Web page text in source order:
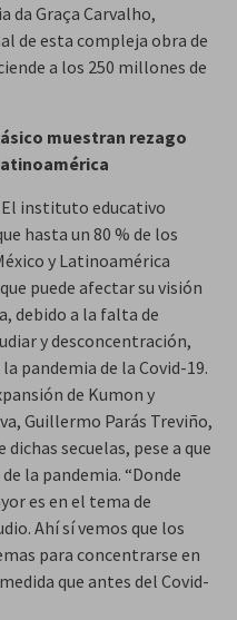
da Graça Carvalho,
de esta compleja obra de
a los 250 millones de
muestran rezago
El instituto educativo
hasta un 80 % de los
y Latinoamérica
puede afectar su visión
debido a la falta de
y desconcentración,
pandemia de la Covid-19.
de Kumon y
Guillermo Parás Treviño,
secuelas, pese a que
la pandemia. “Donde
es en el tema de
Ahí sí vemos que los
para concentrarse en
que antes del Covid-